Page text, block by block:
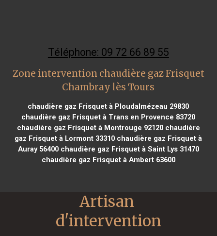
Téléphone: 09 72 66 89 55
Zone intervention chaudière gaz Frisquet
Chambray lès Tours
chaudière gaz Frisquet à Ploudalmézeau 29830
chaudière gaz Frisquet à Trans en Provence 83720
chaudière gaz Frisquet à Montrouge 92120chaudière
gaz Frisquet à Lormont 33310 chaudière gaz Frisquet à
Auray 56400chaudière gaz Frisquet à Saint Lys 31470
chaudière gaz Frisquet à Ambert 63600
Artisan
d'intervention